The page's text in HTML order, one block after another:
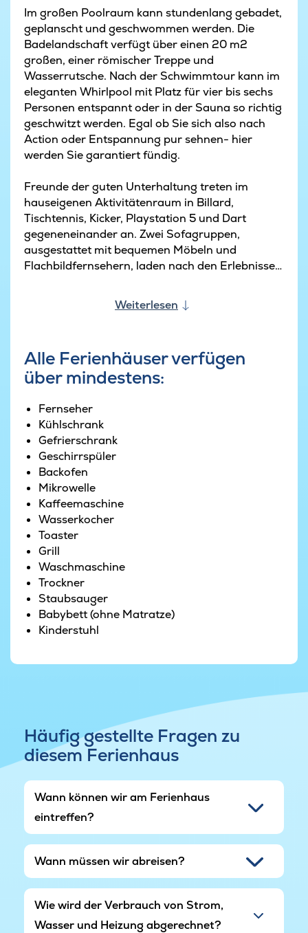
Im großen Poolraum kann stundenlang gebadet,
geplanscht und geschwommen werden. Die
Badelandschaft verfügt über einen 20 m2
großen, einer römischer Treppe und
Wasserrutsche. Nach der Schwimmtour kann im
eleganten Whirlpool mit Platz für vier bis sechs
Personen entspannt oder in der Sauna so richtig
geschwitzt werden. Egal ob Sie sich also nach
Action oder Entspannung pur sehnen- hier
werden Sie garantiert fündig.
Freunde der guten Unterhaltung treten im
hauseigenen Aktivitätenraum in Billard,
Tischtennis, Kicker, Playstation 5 und Dart
gegeneneinander an. Zwei Sofagruppen,
ausgestattet mit bequemen Möbeln und
Flachbildfernsehern, laden nach den Erlebnissen
Buch oder Film ein- gerne darf hier aber auch
nach anstrengenden Partien pausiert werden.
Herde und Spülmaschinen. Sie ist mit dem
Aufenthaltsraum kombiniert, so dass auch
zusammen Spaß haben können und nicht
getrennt werden.
Die große Terrasse ist teilweise überdacht und
eignet sich perfekt für einen Grillabend oder ein
Sonnenbad an schönen Sommertagen. Hier
kann man bei frischer Meeresluft und einer
angenehmen Brise einfach mal die Seele
baumeln lassen.
Weiterlesen
Alle Ferienhäuser verfügen
über mindestens:
Fernseher
Kühlschrank
Gefrierschrank
Geschirrspüler
Backofen
Mikrowelle
Kaffeemaschine
Wasserkocher
Toaster
Grill
Waschmaschine
Trockner
Staubsauger
Babybett (ohne Matratze)
Kinderstuhl
Häufig gestellte Fragen zu
diesem Ferienhaus
Wann können wir am Ferienhaus
eintreffen?
Wann müssen wir abreisen?
Wie wird der Verbrauch von Strom,
Wasser und Heizung abgerechnet?